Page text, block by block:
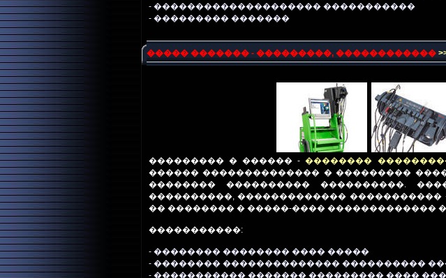
- �������������������� �����������
- ��������� �������
����� ������� - ���������, ������������
��������� � ������ -��������
������ �������������� � ���������
�������� ���������� ����������.
����������, �������������
�� �������� � �����-���� �������������
�����������:
- �������� �������� ���� �����
- �������� �������������� ����������
- ����������� ������� ��������� ����